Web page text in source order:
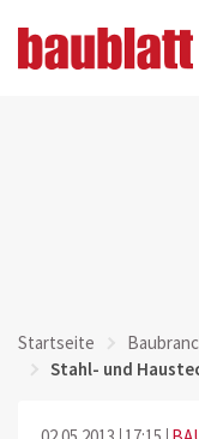
Startseite
Stahl- und